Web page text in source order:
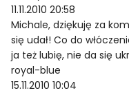
11.11.2010 20:58
Michale, dziękuję za
się udał! Co do
ja też lubię, nie da się
royal-blue
15.11.2010 10:04